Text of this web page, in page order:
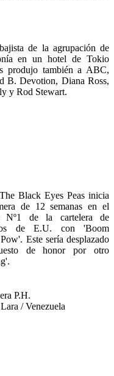
bajista de la agrupación de
en un hotel deTokio
produjo también a ABC,
B. Devotion, Diana Ross,
y Rod Stewart.
Black Eyes Peas inicia
de 12semanas en el
Nº1 de la cartelera de
de E.U. con 'Boom
Este sería desplazado
de honorpor
otro
P.H.
/ Venezuela